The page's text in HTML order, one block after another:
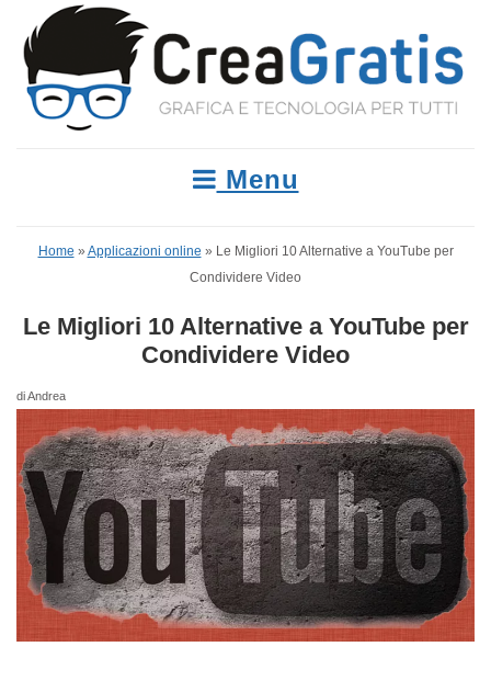
Menu
Home » Applicazioni online » Le Migliori 10 Alternative a YouTube per
Condividere Video
Le Migliori 10 Alternative a YouTube per
Condividere Video
di Andrea